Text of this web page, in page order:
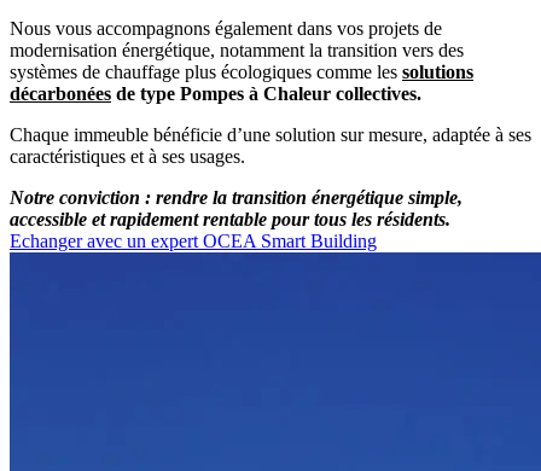
Nous vous accompagnons également dans vos projets de
modernisation énergétique, notamment la transition vers des
systèmes de chauffage plus écologiques comme les solutions
décarbonées de type Pompes à Chaleur collectives.
Chaque immeuble bénéficie d’une solution sur mesure, adaptée à ses
caractéristiques et à ses usages.
Notre conviction : rendre la transition énergétique simple,
accessible et rapidement rentable pour tous les résidents.
Echanger avec un expert OCEA Smart Building